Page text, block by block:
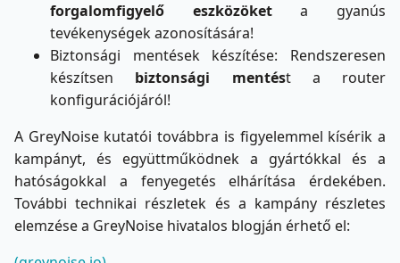
forgalomfigyelő eszközöketa gyanús
tevékenységek azonosítására!
Biztonsági mentések készítése: Rendszeresen
készítsen biztonsági mentést a router
konfigurációjáról!
A GreyNoise kutatói továbbra is figyelemmel kísérik a
kampányt, és együttműködnek a gyártókkal és a
hatóságokkal a fenyegetés elhárítása érdekében.
További technikai részletek és a kampány részletes
elemzése a GreyNoise hivatalos blogján érhető el: